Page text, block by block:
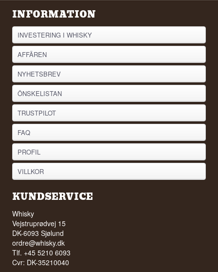
INFORMATION
INVESTERING I WHISKY
AFFÄREN
NYHETSBREV
ÖNSKELISTAN
TRUSTPILOT
FAQ
PROFIL
VILLKOR
KUNDSERVICE
Whisky
Vejstruprødvej 15
DK-6093 Sjølund
ordre@whisky.dk
Tlf. +45 5210 6093
Cvr: DK-35210040